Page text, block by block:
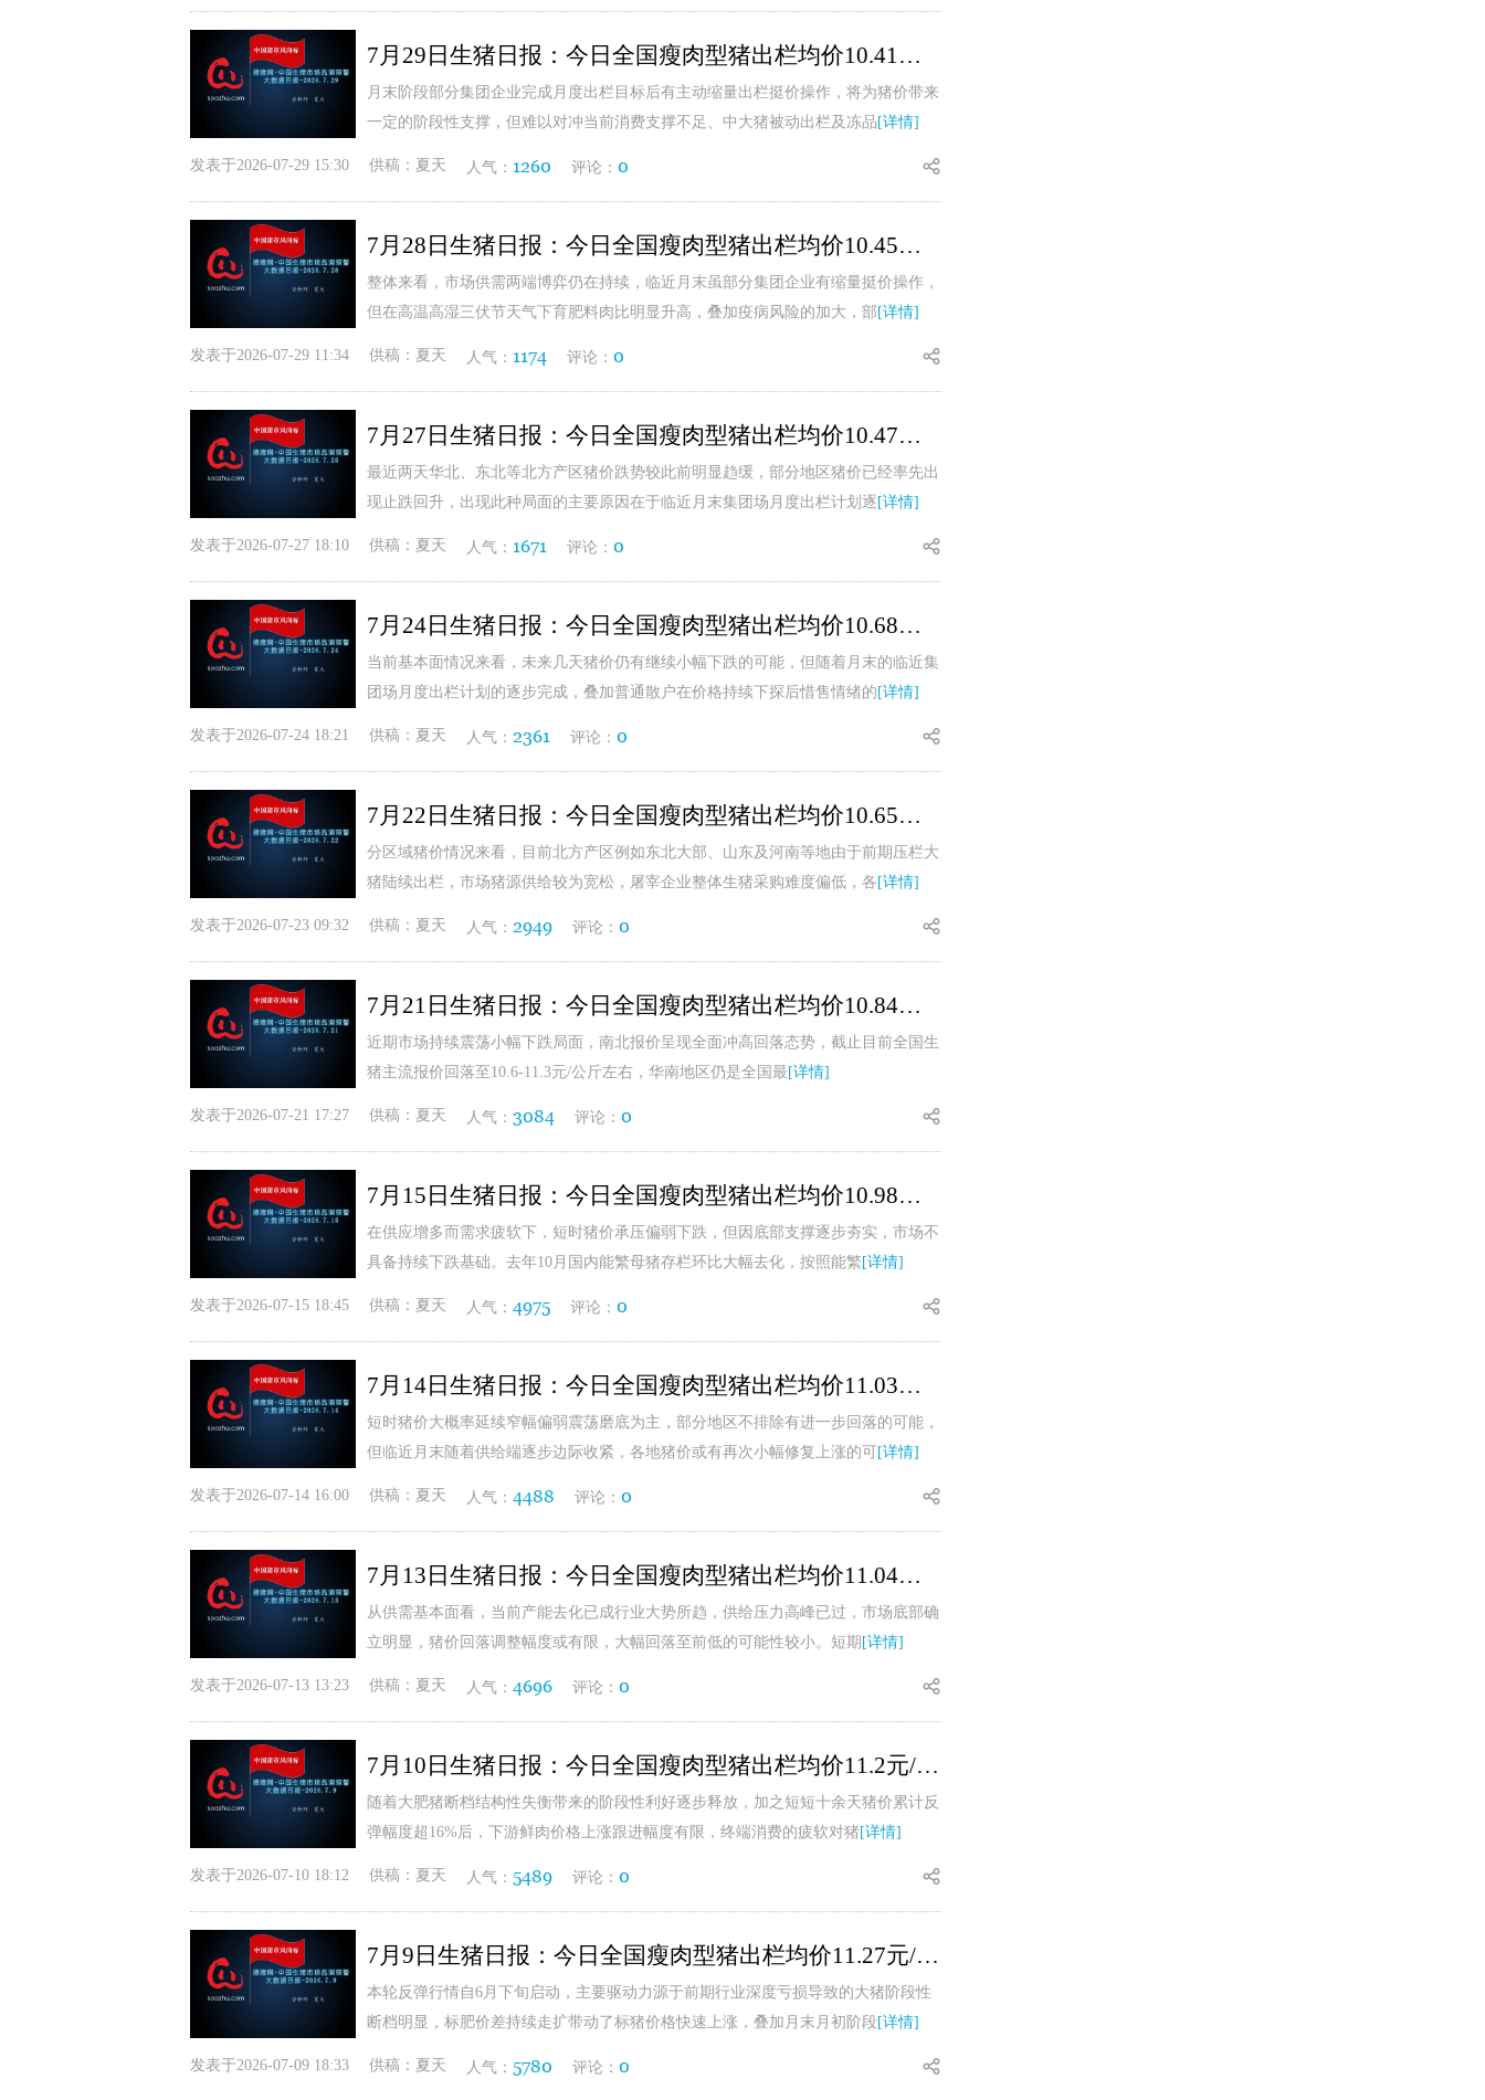
7月29日生猪日报：今日全国瘦肉型猪出栏均价10.41元/公斤
月末阶段部分集团企业完成月度出栏目标后有主动缩量出栏挺价操作，将为猪价带来
一定的阶段性支撑，但难以对冲当前消费支撑不足、中大猪被动出栏及冻品 [详情]
发表于2026-07-29 15:30 供稿： 夏天 人气： 1260 评论： 0
7月28日生猪日报：今日全国瘦肉型猪出栏均价10.45元/公斤
整体来看，市场供需两端博弈仍在持续，临近月末虽部分集团企业有缩量挺价操作，
但在高温高湿三伏节天气下育肥料肉比明显升高，叠加疫病风险的加大，部 [详情]
发表于2026-07-29 11:34 供稿： 夏天 人气： 1174 评论： 0
7月27日生猪日报：今日全国瘦肉型猪出栏均价10.47元/公斤
最近两天华北、东北等北方产区猪价跌势较此前明显趋缓，部分地区猪价已经率先出
现止跌回升，出现此种局面的主要原因在于临近月末集团场月度出栏计划逐 [详情]
发表于2026-07-27 18:10 供稿： 夏天 人气： 1671 评论： 0
7月24日生猪日报：今日全国瘦肉型猪出栏均价10.68元/公斤
当前基本面情况来看，未来几天猪价仍有继续小幅下跌的可能，但随着月末的临近集
团场月度出栏计划的逐步完成，叠加普通散户在价格持续下探后惜售情绪的 [详情]
发表于2026-07-24 18:21 供稿： 夏天 人气： 2361 评论： 0
7月22日生猪日报：今日全国瘦肉型猪出栏均价10.65元/公斤
分区域猪价情况来看，目前北方产区例如东北大部、山东及河南等地由于前期压栏大
猪陆续出栏，市场猪源供给较为宽松，屠宰企业整体生猪采购难度偏低，各 [详情]
发表于2026-07-23 09:32 供稿： 夏天 人气： 2949 评论： 0
7月21日生猪日报：今日全国瘦肉型猪出栏均价10.84元/公斤
近期市场持续震荡小幅下跌局面，南北报价呈现全面冲高回落态势，截止目前全国生
猪主流报价回落至10.6-11.3元/公斤左右，华南地区仍是全国最 [详情]
发表于2026-07-21 17:27 供稿： 夏天 人气： 3084 评论： 0
7月15日生猪日报：今日全国瘦肉型猪出栏均价10.98元/公斤
在供应增多而需求疲软下，短时猪价承压偏弱下跌，但因底部支撑逐步夯实，市场不
具备持续下跌基础。去年10月国内能繁母猪存栏环比大幅去化，按照能繁 [详情]
发表于2026-07-15 18:45 供稿： 夏天 人气： 4975 评论： 0
7月14日生猪日报：今日全国瘦肉型猪出栏均价11.03元/公斤
短时猪价大概率延续窄幅偏弱震荡磨底为主，部分地区不排除有进一步回落的可能，
但临近月末随着供给端逐步边际收紧，各地猪价或有再次小幅修复上涨的可 [详情]
发表于2026-07-14 16:00 供稿： 夏天 人气： 4488 评论： 0
7月13日生猪日报：今日全国瘦肉型猪出栏均价11.04元/公斤
从供需基本面看，当前产能去化已成行业大势所趋，供给压力高峰已过，市场底部确
立‌明显，猪价回落调整幅度或有限，大幅回落至前低的可能性较小。短期 [详情]
发表于2026-07-13 13:23 供稿： 夏天 人气： 4696 评论： 0
7月10日生猪日报：今日全国瘦肉型猪出栏均价11.2元/公斤
随着大肥猪断档结构性失衡带来的阶段性利好逐步释放，加之短短十余天猪价累计反
弹幅度超16%后，下游鲜肉价格上涨跟进幅度有限，终端消费的疲软对猪[详情]
发表于2026-07-10 18:12 供稿： 夏天 人气： 5489 评论： 0
7月9日生猪日报：今日全国瘦肉型猪出栏均价11.27元/公斤
本轮反弹行情自6月下旬启动，主要驱动力源于前期行业深度亏损导致的大猪阶段性
断档明显，标肥价差持续走扩带动了标猪价格快速上涨，叠加月末月初阶段[详情]
发表于2026-07-09 18:33 供稿： 夏天 人气： 5780 评论： 0